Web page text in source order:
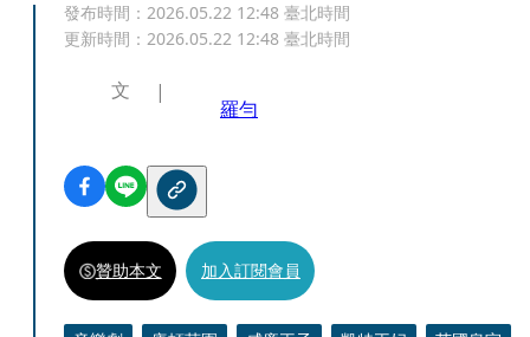
發布時間： 2026.05.22 12:48 臺北時間
更新時間： 2026.05.22 12:48 臺北時間
文
羅勻
贊助本文 加入訂閱會員